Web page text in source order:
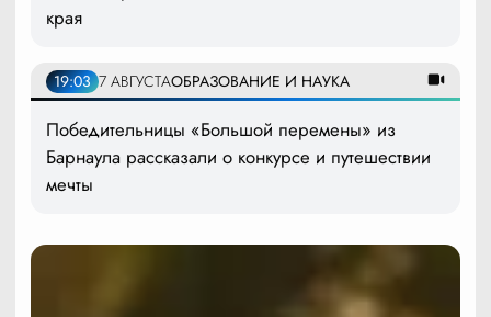
края
19:03 7 АВГУСТАОБРАЗОВАНИЕ И НАУКА
Победительницы «Большой перемены» из
Барнаула рассказали о конкурсе и путешествии
мечты